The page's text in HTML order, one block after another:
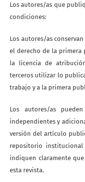
Los autores/as que
condiciones:
Los autores/as
el derecho de la primera
la licencia de
terceros utilizar lo
trabajo y a la primera
Los autores/as
independientes y
versión del artículo
repositorio
indiquen claramente
esta revista.